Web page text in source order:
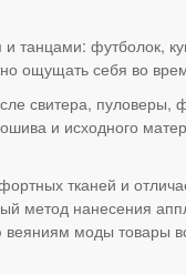
танцами: футболок,
ощущать себя во
свитера, пуловеры,
и исходного
тканей и
метод нанесения
моды товары